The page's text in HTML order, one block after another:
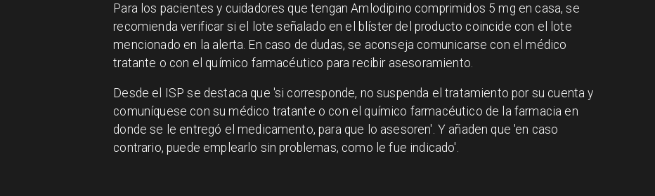
Para los pacientes y cuidadores que tengan Amlodipino comprimidos 5 mg en casa, se
recomienda verificar si el lote señalado en el blíster del producto coincide con el lote
mencionado en la alerta. En caso de dudas, se aconseja comunicarse con el médico
tratante o con el químico farmacéutico para recibir asesoramiento.
Desde el ISP se destaca que 'si corresponde, no suspenda el tratamiento por su cuenta y
comuníquese con su médico tratante o con el químico farmacéutico de la farmacia en
donde se le entregó el medicamento, para que lo asesoren'. Y añaden que 'en caso
contrario, puede emplearlo sin problemas, como le fue indicado'.